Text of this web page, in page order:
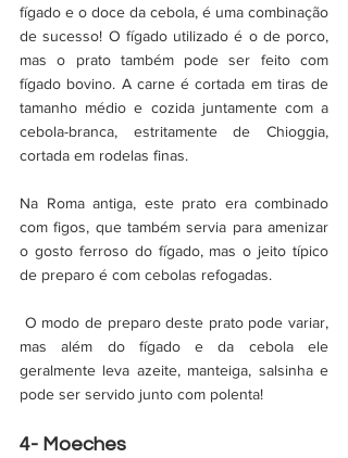
fígado e o doce da cebola, é uma combinação
de sucesso! O fígado utilizado é o de porco,
mas o prato também pode ser feito com
fígado bovino. A carne é cortada em tiras de
tamanho médio e cozida juntamente com a
cebola-branca, estritamente de Chioggia,
cortada em rodelas finas.
Na Roma antiga, este prato era combinado
com figos, que também servia para amenizar
o gosto ferroso do fígado, mas o jeito típico
de preparo é com cebolas refogadas.
mas além do fígado e da cebola ele
geralmente leva azeite, manteiga, salsinha e
pode ser servido junto com polenta!
4- Moeches